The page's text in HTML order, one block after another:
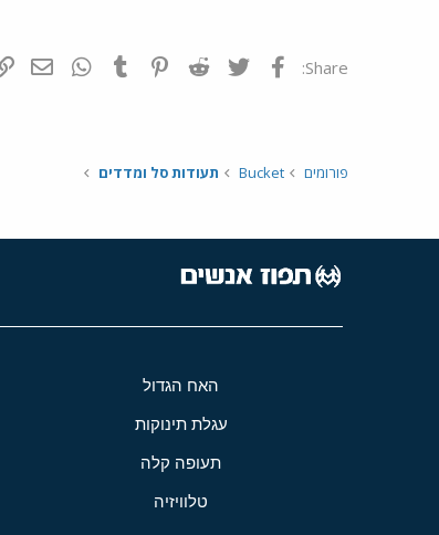
Share: פייסבוק Twitter
Reddit
Pinterest
Tumblr
פורומים Bucket תעודות סל ומדדים
האח הגדול
עגלת תינוקות
תעופה קלה
טלוויזיה